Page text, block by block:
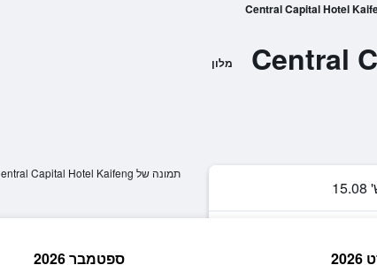
Central Capital Hotel
Central מלון
תמונה של Central Capital Hotel Kaifeng
ספטמבר 2026